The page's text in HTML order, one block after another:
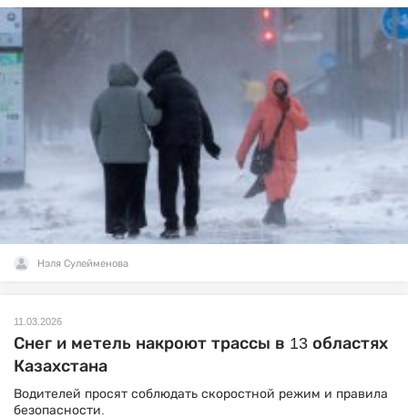
Нэля Сулейменова
11.03.2026
Снег и метель накроют трассы в 13 областях
Казахстана
Водителей просят соблюдать скоростной режим и правила
безопасности.